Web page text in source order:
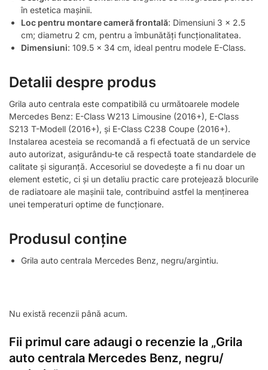
în estetica mașinii.
Loc pentru montare cameră frontală: Dimensiuni 3 x 2.5
cm; diametru 2 cm, pentru a îmbunătăți funcționalitatea.
Dimensiuni: 109.5 x 34 cm, ideal pentru modele E-Class.
Detalii despre produs
Grila auto centrala este compatibilă cu următoarele modele
Mercedes Benz: E-Class W213 Limousine (2016+), E-Class
S213 T-Modell (2016+), și E-Class C238 Coupe (2016+).
Instalarea acesteia se recomandă a fi efectuată de un service
auto autorizat, asigurându-te că respectă toate standardele de
calitate și siguranță. Accesoriul se dovedește a fi nu doar un
element estetic, ci și un detaliu practic care protejează blocurile
de radiatoare ale mașinii tale, contribuind astfel la menținerea
unei temperaturi optime de funcționare.
Produsul conține
Grila auto centrala Mercedes Benz, negru/argintiu.
Nu există recenzii până acum.
Fii primul care adaugi o recenzie la „Grila
auto centrala Mercedes Benz, negru/